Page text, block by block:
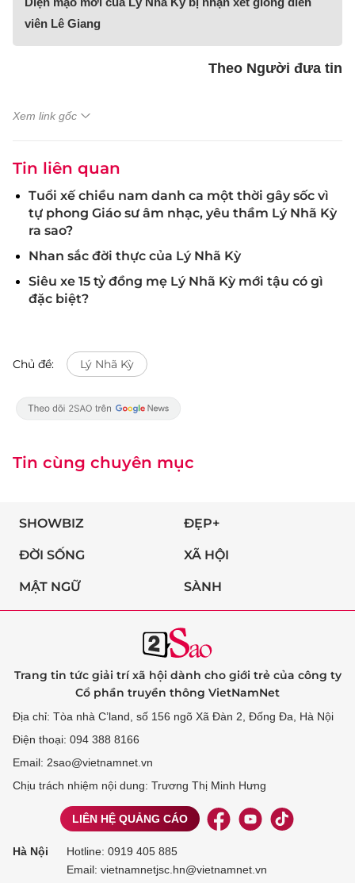
viên Lê Giang
Theo Người đưa tin
Xem link gốc
Tin liên quan
Tuổi xế chiều nam danh ca một thời gây sốc vì
tự phong Giáo sư âm nhạc, yêu thầm Lý Nhã Kỳ
ra sao?
Nhan sắc đời thực của Lý Nhã Kỳ
Siêu xe 15 tỷ đồng mẹ Lý Nhã Kỳ mới tậu có gì
đặc biệt?
Chủ đề: Lý Nhã Kỳ
Tin cùng chuyên mục
SHOWBIZ ĐẸP+
ĐỜI SỐNG XÃ HỘI
MẬT NGỮ SÀNH
Trang tin tức giải trí xã hội dành cho giới trẻ của công ty
Cổ phần truyền thông VietNamNet
Địa chỉ: Tòa nhà C’land, số 156 ngõ Xã Đàn 2, Đống Đa, Hà Nội
Điện thoại: 094 388 8166
Email: 2sao@vietnamnet.vn
Chịu trách nhiệm nội dung: Trương Thị Minh Hưng
LIÊN HỆ QUẢNG CÁO
Hà Nội Hotline: 0919 405 885
Email: vietnamnetjsc.hn@vietnamnet.vn